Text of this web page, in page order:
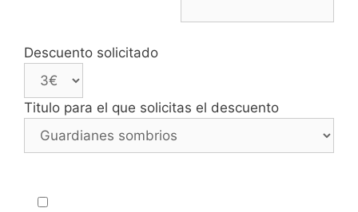
Descuento solicitado
Titulo para el que solicitas el descuento